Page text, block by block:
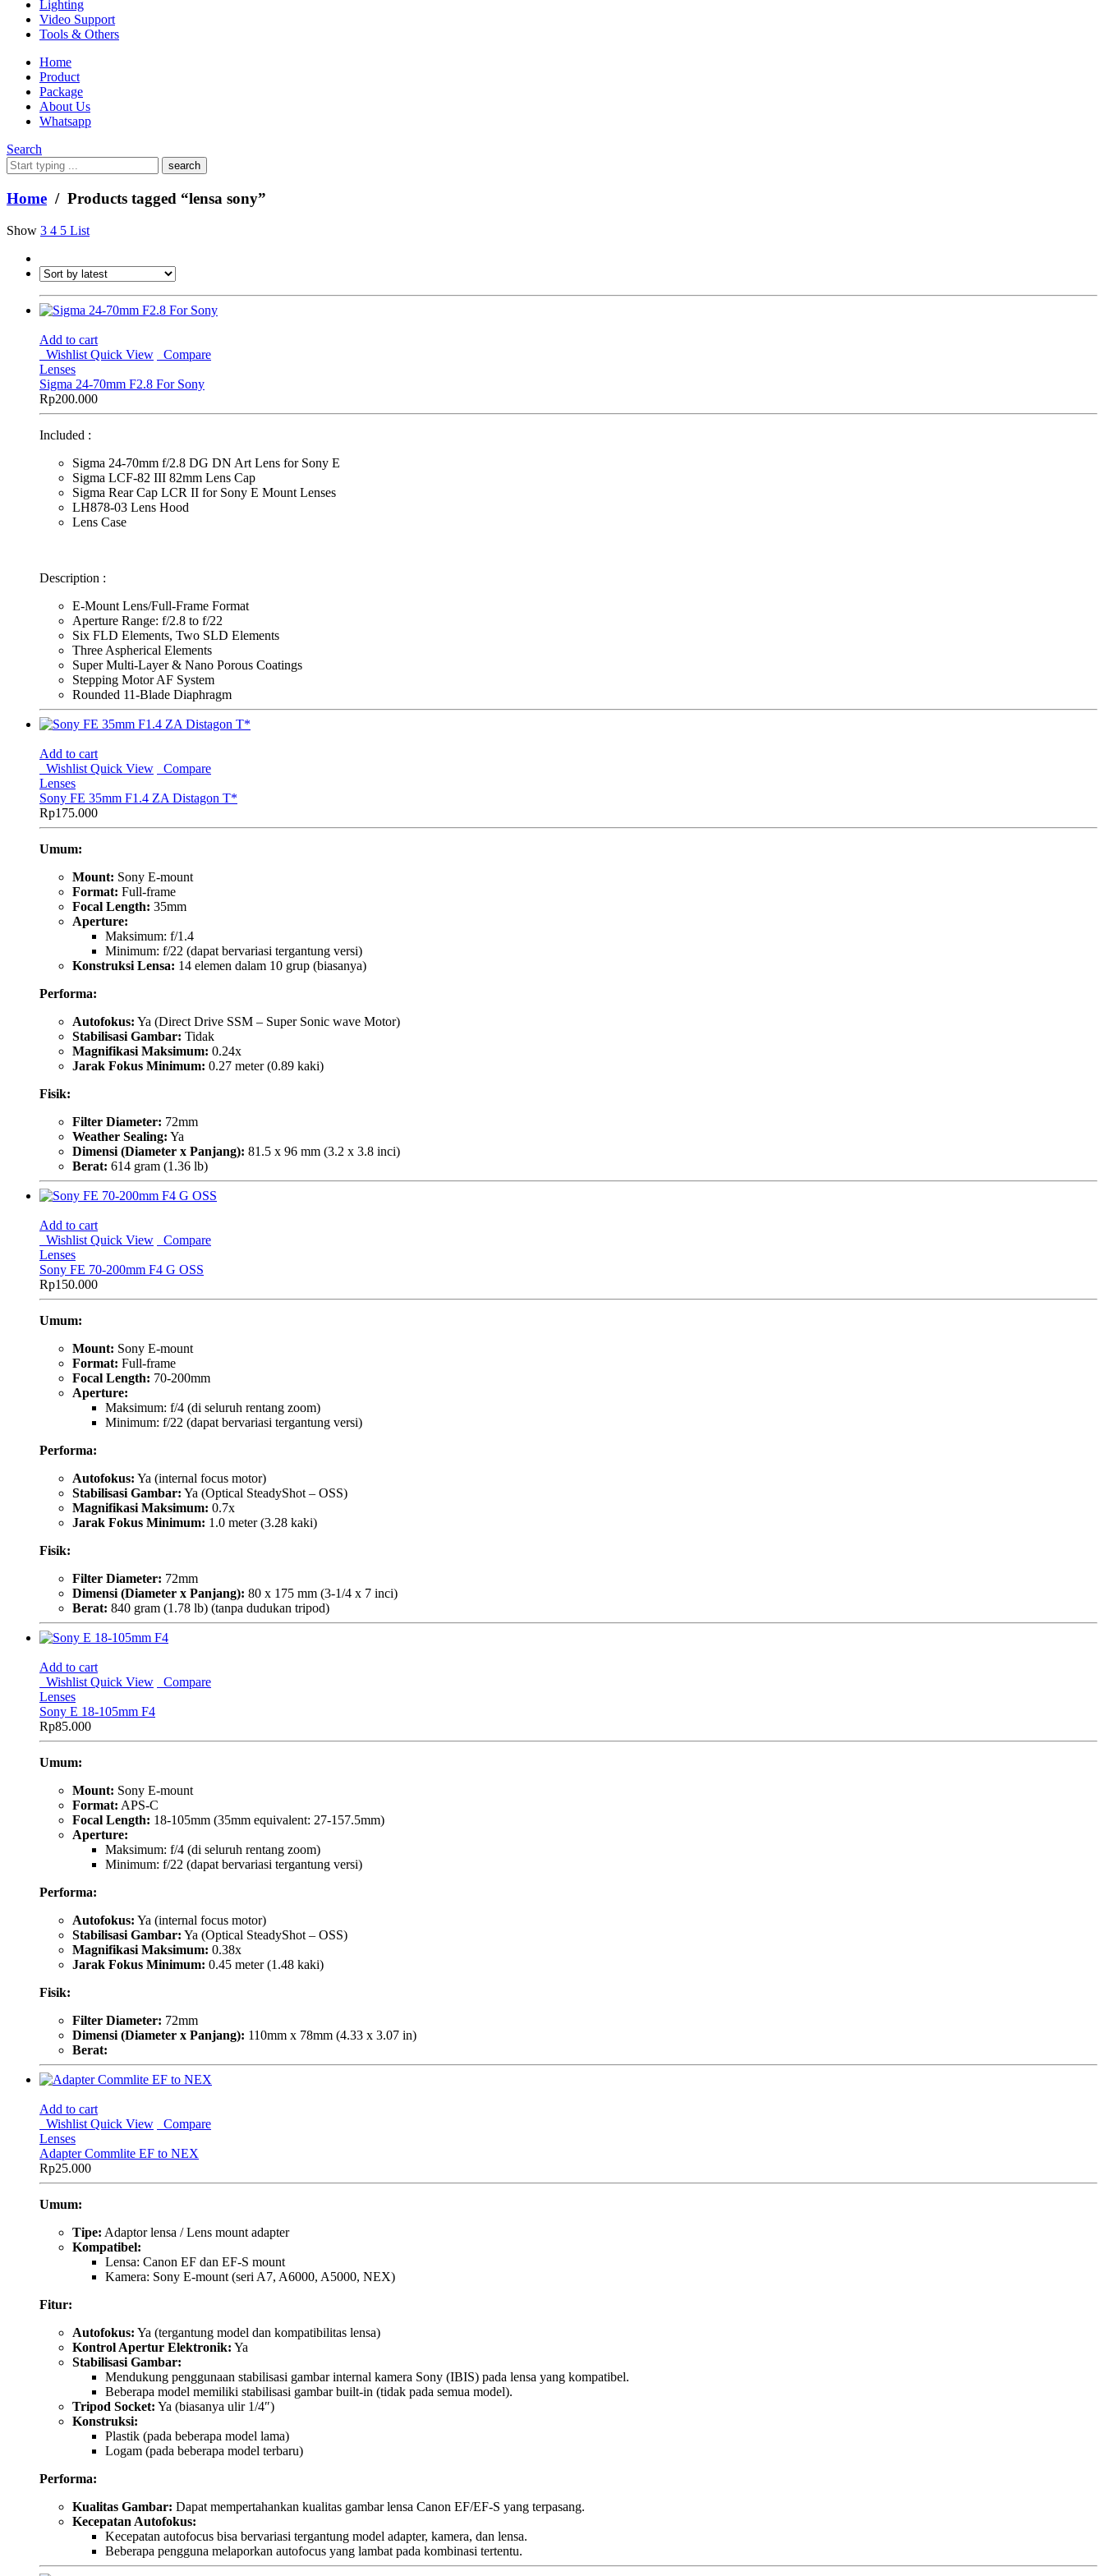
Lighting
Video Support
Tools & Others
Home
Product
Package
About Us
Whatsapp
Search
What
are
you
looking
Home / Products tagged “lensa sony”
Show 3 4 5 List
Add to cart
Wishlist Quick View
Compare
Lenses
Sigma 24-70mm F2.8 For Sony
Rp200.000
Included :
Sigma 24-70mm f/2.8 DG DN Art Lens for Sony E
Sigma LCF-82 III 82mm Lens Cap
Sigma Rear Cap LCR II for Sony E Mount Lenses
LH878-03 Lens Hood
Lens Case
Description :
E-Mount Lens/Full-Frame Format
Aperture Range: f/2.8 to f/22
Six FLD Elements, Two SLD Elements
Three Aspherical Elements
Super Multi-Layer & Nano Porous Coatings
Stepping Motor AF System
Rounded 11-Blade Diaphragm
Add to cart
Wishlist Quick View
Compare
Lenses
Sony FE 35mm F1.4 ZA Distagon T*
Rp175.000
Umum:
Mount: Sony E-mount
Format: Full-frame
Focal Length: 35mm
Aperture:
Maksimum: f/1.4
Minimum: f/22 (dapat bervariasi tergantung versi)
Konstruksi Lensa: 14 elemen dalam 10 grup (biasanya)
Performa:
Autofokus: Ya (Direct Drive SSM – Super Sonic wave Motor)
Stabilisasi Gambar: Tidak
Magnifikasi Maksimum: 0.24x
Jarak Fokus Minimum: 0.27 meter (0.89 kaki)
Fisik:
Filter Diameter: 72mm
Weather Sealing: Ya
Dimensi (Diameter x Panjang): 81.5 x 96 mm (3.2 x 3.8 inci)
Berat: 614 gram (1.36 lb)
Add to cart
Wishlist Quick View
Compare
Lenses
Sony FE 70-200mm F4 G OSS
Rp150.000
Umum:
Mount: Sony E-mount
Format: Full-frame
Focal Length: 70-200mm
Aperture:
Maksimum: f/4 (di seluruh rentang zoom)
Minimum: f/22 (dapat bervariasi tergantung versi)
Performa:
Autofokus: Ya (internal focus motor)
Stabilisasi Gambar: Ya (Optical SteadyShot – OSS)
Magnifikasi Maksimum: 0.7x
Jarak Fokus Minimum: 1.0 meter (3.28 kaki)
Fisik:
Filter Diameter: 72mm
Dimensi (Diameter x Panjang): 80 x 175 mm (3-1/4 x 7 inci)
Berat: 840 gram (1.78 lb) (tanpa dudukan tripod)
Add to cart
Wishlist Quick View
Compare
Lenses
Sony E 18-105mm F4
Rp85.000
Umum:
Mount: Sony E-mount
Format: APS-C
Focal Length: 18-105mm (35mm equivalent: 27-157.5mm)
Aperture:
Maksimum: f/4 (di seluruh rentang zoom)
Minimum: f/22 (dapat bervariasi tergantung versi)
Performa:
Autofokus: Ya (internal focus motor)
Stabilisasi Gambar: Ya (Optical SteadyShot – OSS)
Magnifikasi Maksimum: 0.38x
Jarak Fokus Minimum: 0.45 meter (1.48 kaki)
Fisik:
Filter Diameter: 72mm
Dimensi (Diameter x Panjang): 110mm x 78mm (4.33 x 3.07 in)
Berat:
Add to cart
Wishlist Quick View
Compare
Lenses
Adapter Commlite EF to NEX
Rp25.000
Umum:
Tipe: Adaptor lensa / Lens mount adapter
Kompatibel:
Lensa: Canon EF dan EF-S mount
Kamera: Sony E-mount (seri A7, A6000, A5000, NEX)
Fitur:
Autofokus: Ya (tergantung model dan kompatibilitas lensa)
Kontrol Apertur Elektronik: Ya
Stabilisasi Gambar:
Mendukung penggunaan stabilisasi gambar internal kamera Sony (IBIS) pada lensa yang kompatibel.
Beberapa model memiliki stabilisasi gambar built-in (tidak pada semua model).
Tripod Socket: Ya (biasanya ulir 1/4″)
Konstruksi:
Plastik (pada beberapa model lama)
Logam (pada beberapa model terbaru)
Performa:
Kualitas Gambar: Dapat mempertahankan kualitas gambar lensa Canon EF/EF-S yang terpasang.
Kecepatan Autofokus:
Kecepatan autofocus bisa bervariasi tergantung model adapter, kamera, dan lensa.
Beberapa pengguna melaporkan autofocus yang lambat pada kombinasi tertentu.